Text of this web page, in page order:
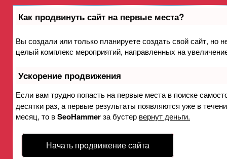
Как продвинуть сайт на первые места?
Вы создали или только планируете создать свой сайт, но
целый комплекс мероприятий, направленных на
Ускорение продвижения
Если вам трудно попасть на первые места в поиске
десятки раз, а первые результаты появляются уже в
месяц, то вSeoHammerза бустер вернут деньги.
Начать продвижение сайта
Ошибка P072F Система
Горит ошибка
Коды ошибок